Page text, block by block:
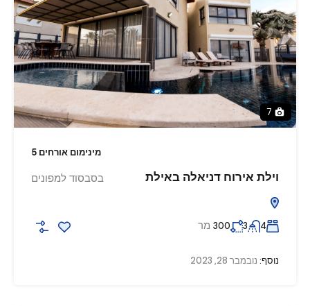
7
מינימום אורחים 5
וילת אירוח דניאלה באילת בסבסוד למפונים
4
3
300 מר
נוסף: נובמבר 28, 2023